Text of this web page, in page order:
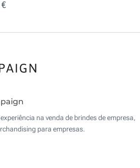
na venda de brindes de empresa,
para empresas.